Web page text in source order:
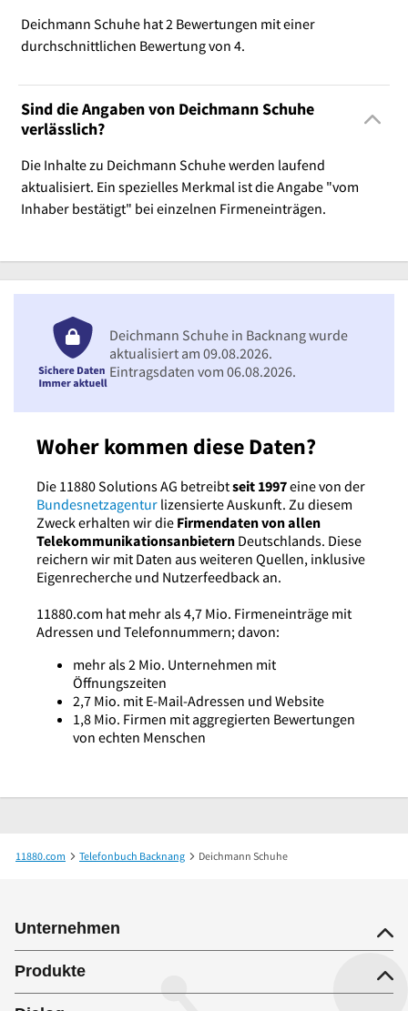
Deichmann Schuhe hat 2 Bewertungen mit einer
durchschnittlichen Bewertung von 4.
Sind die Angaben von Deichmann Schuhe
verlässlich?
Die Inhalte zu Deichmann Schuhe werden laufend
aktualisiert. Ein spezielles Merkmal ist die Angabe "vom
Inhaber bestätigt" bei einzelnen Firmeneinträgen.
Woher kommen diese Daten?
Die 11880 Solutions AG betreibtseit 1997eine von der
Bundesnetzagentur lizensierte Auskunft. Zu diesem
Zweck erhalten wir die Firmendaten von allen
Telekommunikationsanbietern Deutschlands. Diese
reichern wir mit Daten aus weiteren Quellen, inklusive
Eigenrecherche und Nutzerfeedback an.
11880.com hat mehr als 4,7 Mio. Firmeneinträge mit
Adressen und Telefonnummern; davon:
mehr als 2 Mio. Unternehmen mit
Öffnungszeiten
2,7 Mio. mit E-Mail-Adressen und Website
1,8 Mio. Firmen mit aggregierten Bewertungen
von echten Menschen
Deichmann Schuhe in Backnang wurde
aktualisiert am 09.08.2026.
Eintragsdaten vom 06.08.2026.
11880.com Telefonbuch Backnang Deichmann Schuhe
Unternehmen
Produkte